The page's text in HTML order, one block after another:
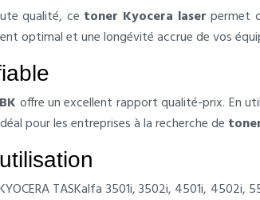
qualité, ce toner Kyocera laser permet
optimal et une longévité accrue de vos
offre un excellent rapport qualité-prix. En
pour les entreprises à la recherche de
TASKalfa 3501i, 3502i, 4501i, 4502i,